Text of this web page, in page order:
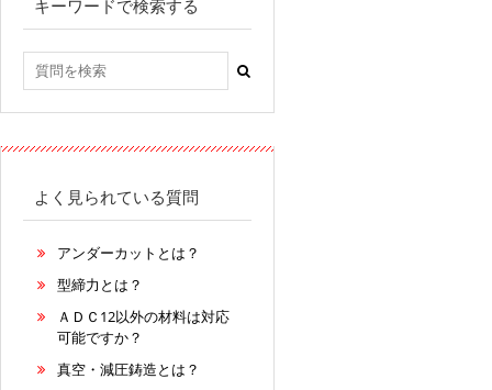
キーワードで検索する
よく見られている質問
アンダーカットとは？
型締力とは？
ＡＤＣ12以外の材料は対応
可能ですか？
真空・減圧鋳造とは？